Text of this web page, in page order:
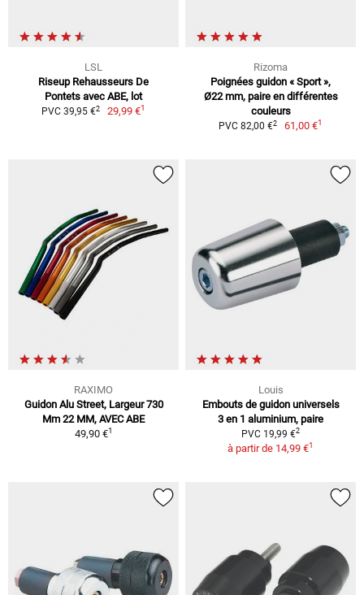
LSL
Riseup Rehausseurs De
Pontets avec ABE, lot
PVC 39,95 €2 29,99 €1
Rizoma
Poignées guidon « Sport »,
Ø22 mm, paire en différentes
couleurs
PVC 82,00 €2 61,00 €1
RAXIMO
Guidon Alu Street, Largeur 730
Mm 22 MM, AVEC ABE
49,90 €1
Louis
Embouts de guidon universels
3 en 1 aluminium, paire
PVC 19,99 €2
à partir de 14,99 €1